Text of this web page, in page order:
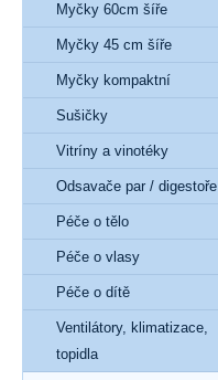
Myčky 60cm šíře
Myčky 45 cm šíře
Myčky kompaktní
Sušičky
Vitríny a vinotéky
Odsavače par / digestoře
Péče o tělo
Péče o vlasy
Péče o dítě
Ventilátory, klimatizace,
topidla